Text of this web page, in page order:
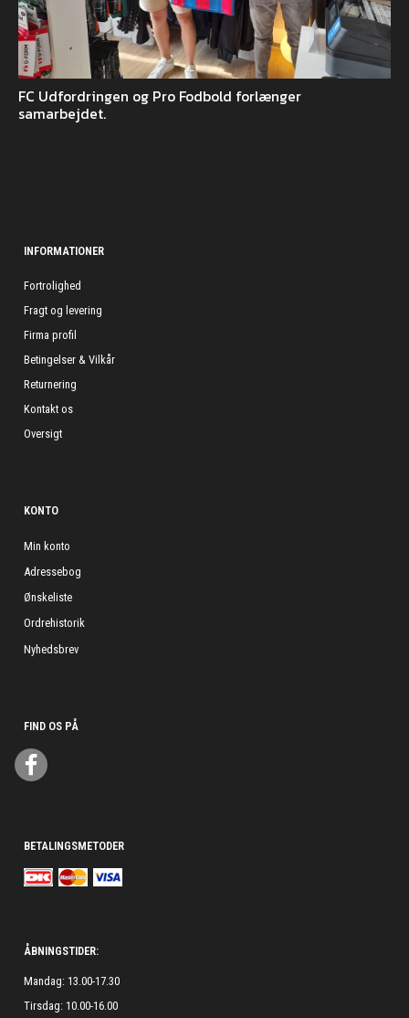
FC Udfordringen og Pro Fodbold forlænger
samarbejdet.
INFORMATIONER
Fortrolighed
Fragt og levering
Firma profil
Betingelser & Vilkår
Returnering
Kontakt os
Oversigt
KONTO
Min konto
Adressebog
Ønskeliste
Ordrehistorik
Nyhedsbrev
FIND OS PÅ
BETALINGSMETODER
ÅBNINGSTIDER:
Mandag: 13.00-17.30
Tirsdag: 10.00-16.00